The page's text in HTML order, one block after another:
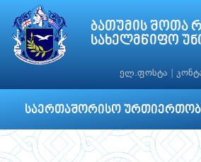
ბათუმის შოთა
სახელმწიფო
ელ.ფოსტა
საერთაშორისო